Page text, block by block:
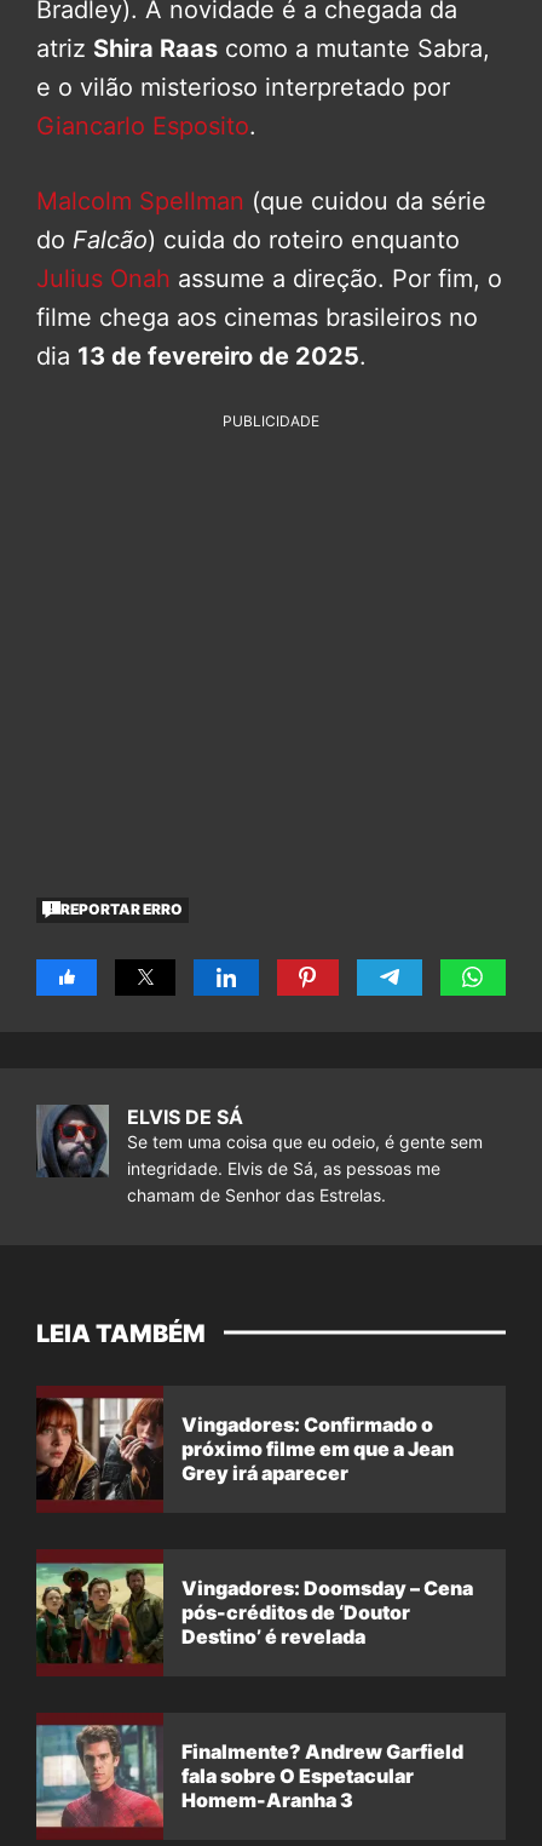
Bradley). A novidade é a chegada da
atriz Shira Raas como a mutante Sabra,
e o vilão misterioso interpretado por
Giancarlo Esposito.
Malcolm Spellman (que cuidou da série
do Falcão) cuida do roteiro enquanto
Julius Onah assume a direção. Por fim, o
filme chega aos cinemas brasileiros no
dia 13 de fevereiro de 2025.
PUBLICIDADE
REPORTAR ERRO
ELVIS DE SÁ
Se tem uma coisa que eu odeio, é gente sem
integridade. Elvis de Sá, as pessoas me
chamam de Senhor das Estrelas.
LEIA TAMBÉM
Vingadores: Confirmado o
próximo filme em que a Jean
Grey irá aparecer
Vingadores: Doomsday – Cena
pós-créditos de ‘Doutor
Destino’ é revelada
Finalmente? Andrew Garfield
fala sobre O Espetacular
Homem-Aranha 3